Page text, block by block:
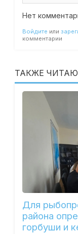
Нет
Войдите или
комментарии
ТАКЖЕ
Для
района
горбуши и